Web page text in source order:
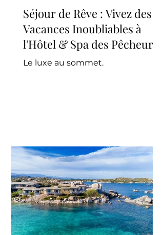
Séjour de Rêve : Vivez des
Vacances Inoubliables à
l'Hôtel & Spa des Pêcheurs!
Le luxe au sommet.